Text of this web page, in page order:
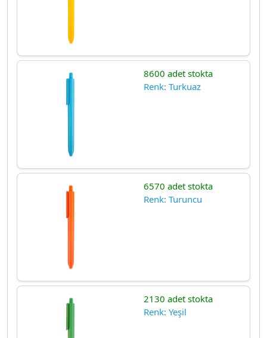
8600 adet stokta
Renk: Turkuaz
6570 adet stokta
Renk: Turuncu
2130 adet stokta
Renk: Yeşil